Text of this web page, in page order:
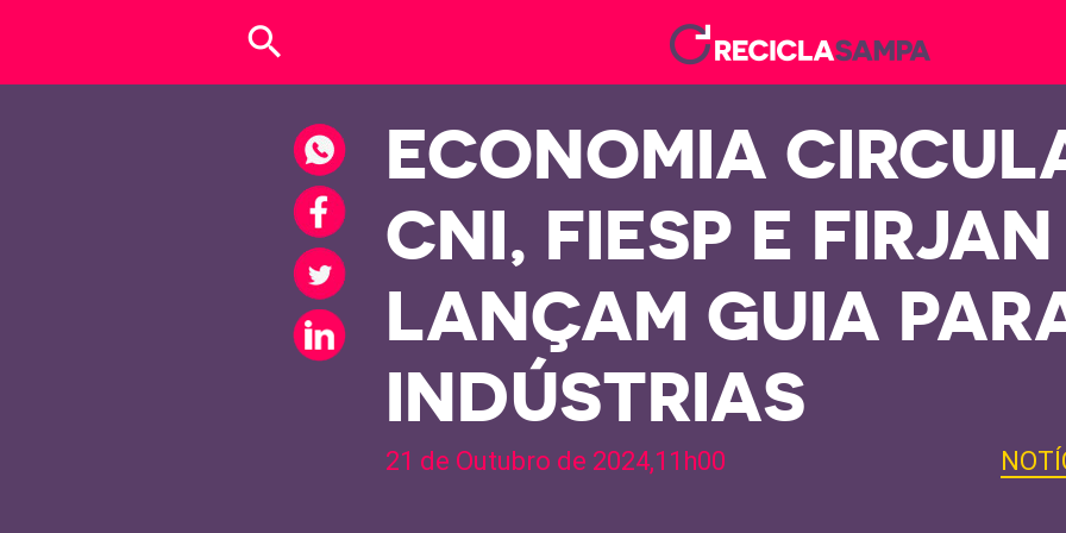
search
ECONOMIA
CNI, FIESP E FIRJAN
LANÇAM GUIA
INDÚSTRIAS
21 de Outubro de 2024,11h00